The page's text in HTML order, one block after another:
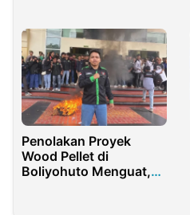
Penolakan Proyek
Wood Pellet di
Boliyohuto Menguat,